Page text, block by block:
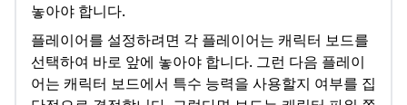
놓아야 합니다.
플레이어를 설정하려면 각 플레이어는 캐릭터 보드를
선택하여 바로 앞에 놓아야 합니다. 그런 다음 플레이
어는 캐릭터 보드에서 특수 능력을 사용할지 여부를 집